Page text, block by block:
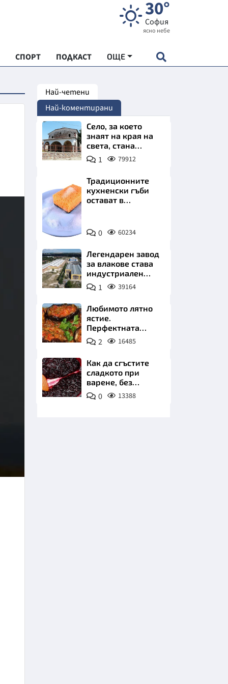
30°
София
ясно небе
СПОРТ ПОДКАСТ ОЩЕ
"ЧУДЕСАТА НА БЪЛГАРИЯ"
ХРАНА
ИКОНОМИКА
Най-четени
Най-коментирани
Село, за което
знаят на края на
света, стана
имотно бижу на
София. Къщи с
1 79912
Снимка:
Пиксабей
Традиционните
кухненски гъби
остават в
0 60234
Легендарен завод
за влакове става
индустриален
лъв. Златни
инвестиции в
аристократичния
ни град
1 39164
Любимото лятно
ястие.
Перфектната
имамбаялдъ
2 16485
Как да сгъстите
сладкото при
варене, без
нишесте или
желатин
0 13388